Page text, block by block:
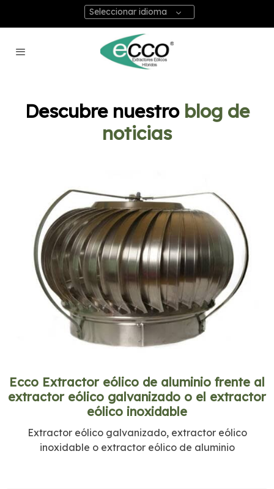
Seleccionar idioma
Descubre nuestro blog de
noticias
Ecco Extractor eólico de aluminio frente al
extractor eólico galvanizado o el extractor
eólico inoxidable
Extractor eólico galvanizado, extractor eólico
inoxidable o extractor eólico de aluminio